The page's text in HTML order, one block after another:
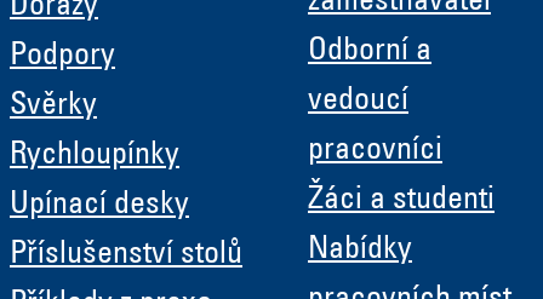
Dorazy
Podpory
Svěrky
Rychloupínky
Upínací desky
Příslušenství stolů
Odborní a
vedoucí
pracovníci
Žáci a studenti
Nabídky